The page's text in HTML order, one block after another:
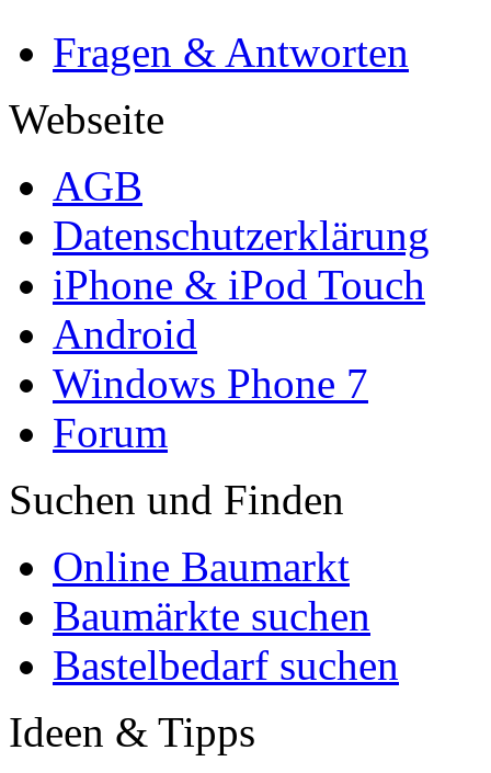
Fragen & Antworten
Webseite
AGB
Datenschutzerklärung
iPhone & iPod Touch
Android
Windows Phone 7
Forum
Suchen und Finden
Online Baumarkt
Baumärkte suchen
Bastelbedarf suchen
Ideen & Tipps